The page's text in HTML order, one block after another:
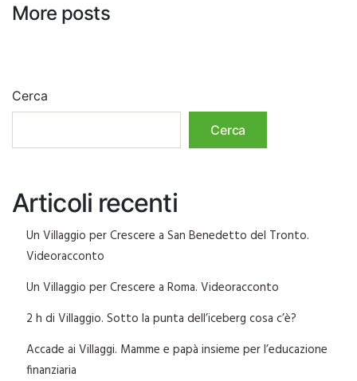
More posts
Cerca
Cerca
Articoli recenti
Un Villaggio per Crescere a San Benedetto del Tronto.
Videoracconto
Un Villaggio per Crescere a Roma. Videoracconto
2 h di Villaggio. Sotto la punta dell’iceberg cosa c’è?
Accade ai Villaggi. Mamme e papà insieme per l’educazione
finanziaria